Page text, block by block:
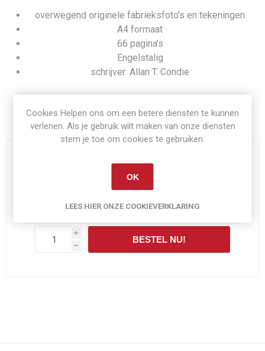
overwegend originele fabrieksfoto's en tekeningen
A4 formaat
66 pagina's
Engelstalig
schrijver: Allan T. Condie
Artikelnummer: Condie-E27N
i
h
BESTEL NU!
Cookies Helpen ons om een betere diensten te kunnen
verlenen. Als je gebruik wilt maken van onze diensten
stem je toe om cookies te gebruiken.
OK
LEES HIER ONZE COOKIEVERKLARING